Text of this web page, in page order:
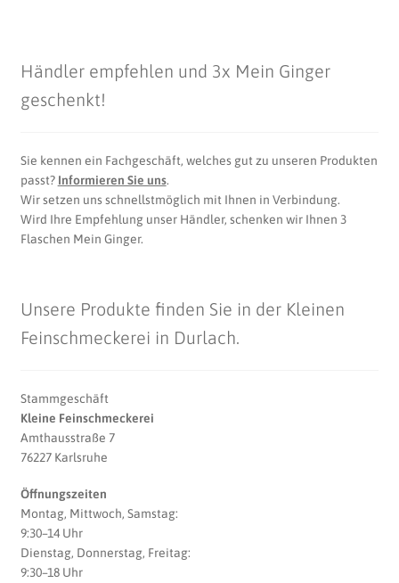
Händler empfehlen und 3x Mein Ginger
geschenkt!
Sie kennen ein Fachgeschäft, welches gut zu unseren Produkten
passt? Informieren Sie uns.
Wir setzen uns schnellstmöglich mit Ihnen in Verbindung.
Wird Ihre Empfehlung unser Händler, schenken wir Ihnen 3
Flaschen Mein Ginger.
Unsere Produkte finden Sie in der Kleinen
Feinschmeckerei in Durlach.
Stammgeschäft
Kleine Feinschmeckerei
Amthausstraße 7
76227 Karlsruhe
Öffnungszeiten
Montag, Mittwoch, Samstag:
9:30–14 Uhr
Dienstag, Donnerstag, Freitag:
9:30–18 Uhr